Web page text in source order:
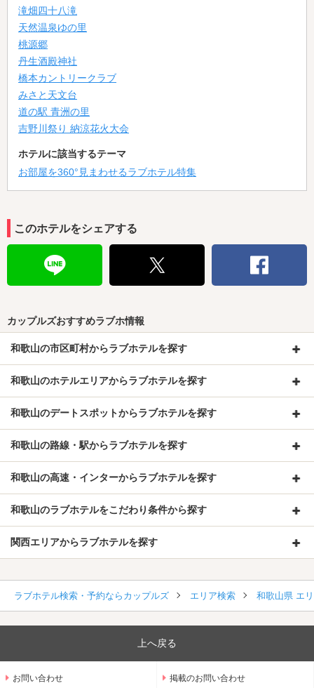
滝畑四十八滝
天然温泉ゆの里
桃源郷
丹生酒殿神社
橋本カントリークラブ
みさと天文台
道の駅 青洲の里
吉野川祭り 納涼花火大会
ホテルに該当するテーマ
お部屋を360°見まわせるラブホテル特集
このホテルをシェアする
カップルズおすすめラブホ情報
和歌山の市区町村からラブホテルを探す
和歌山のホテルエリアからラブホテルを探す
和歌山のデートスポットからラブホテルを探す
和歌山の路線・駅からラブホテルを探す
和歌山の高速・インターからラブホテルを探す
和歌山のラブホテルをこだわり条件から探す
関西エリアからラブホテルを探す
ラブホテル検索・予約ならカップルズ エリア検索 和歌山県 エ
上へ戻る
お問い合わせ 掲載のお問い合わせ